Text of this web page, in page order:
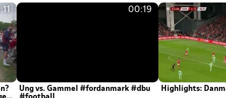
00:19
Ung vs. Gammel #fordanmark #dbu
Highlights: